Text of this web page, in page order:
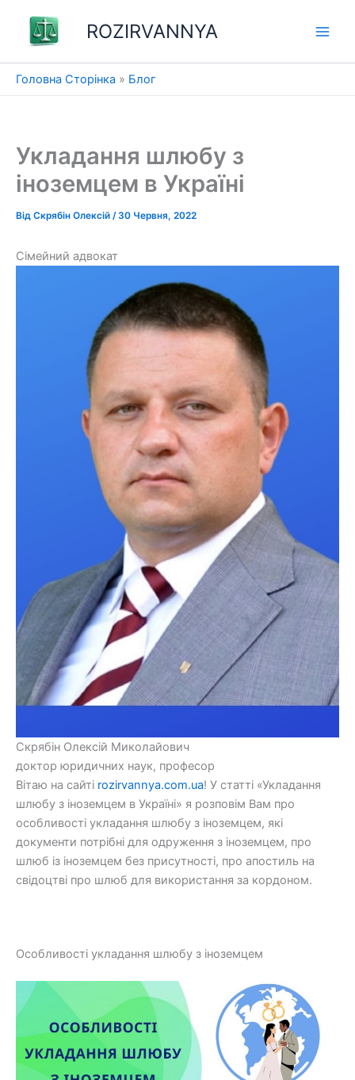
вмісту
ROZIRVANNYA
Головна Сторінка » Блог
Укладання шлюбу з
іноземцем в Україні
Від Скрябін Олексій /30 Червня, 2022
Сімейний адвокат
Скрябін Олексій Миколайович
доктор юридичних наук, професор
Вітаю на сайті rozirvannya.com.ua! У статті «Укладання
шлюбу з іноземцем в Україні» я розповім Вам про
особливості укладання шлюбу з іноземцем, які
документи потрібні для одруження з іноземцем, про
шлюб із іноземцем без присутності, про апостиль на
свідоцтві про шлюб для використання за кордоном.
Особливості укладання шлюбу з іноземцем